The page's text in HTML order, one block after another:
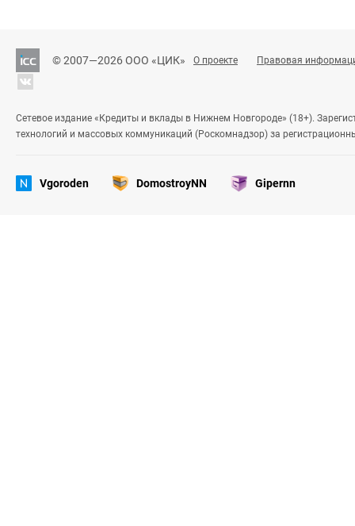
© 2007—2026 ООО «ЦИК» О проекте Правовая
Сетевое издание «Кредиты и вклады в Нижнем Новгороде» (18+).
технологий и массовых коммуникаций (Роскомнадзор) за
Vgoroden DomostroyNN Gipernn